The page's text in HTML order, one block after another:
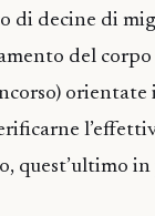
di decine di
del
orientate
quest’ultimo